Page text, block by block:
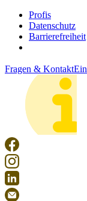
Profis
Datenschutz
Barrierefreiheit
Fragen & Kontakt